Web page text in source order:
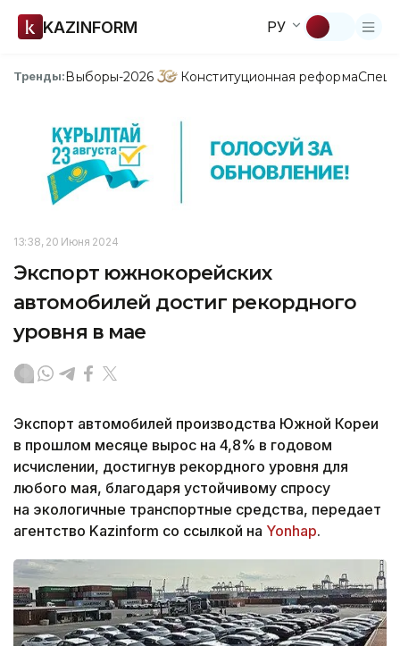
KAZINFORM РУ
Тренды:Выборы-2026 Конституционная реформа
13:38, 20 Июня 2024
Экспорт южнокорейских
автомобилей достиг рекордного
уровня в мае
Экспорт автомобилей производства Южной Кореи
в прошлом месяце вырос на 4,8% в годовом
исчислении, достигнув рекордного уровня для
любого мая, благодаря устойчивому спросу
на экологичные транспортные средства, передает
агентство Kazinform со ссылкой на Yonhap.